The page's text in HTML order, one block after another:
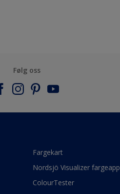
Følg oss
Fargekart
Nordsjö Visualizer fargeapp
ColourTester